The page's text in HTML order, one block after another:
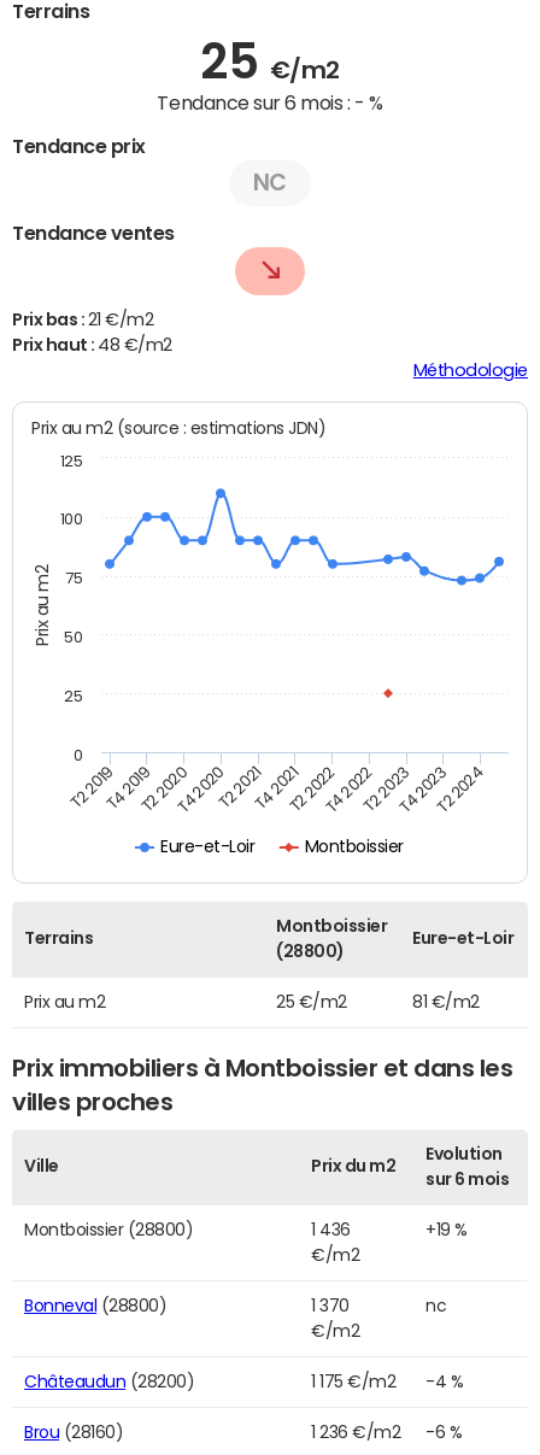
Terrains
25 €/m2
Tendance sur 6 mois : - %
Tendance prix
NC
Tendance ventes
Prix bas : 21 €/m2
Prix haut : 48 €/m2
Méthodologie
Prix au m2
Prix au m2 (source : estimations JDN)
Eure-et-Loir Montboissier
T2 2019T4 2019T2 2020T4 2020T2 2021T4 2021T2 2022T4 2022T2 2023T4 2023T2 2024
0
25
50
75
100
125
Terrains
Montboissier
(28800)
Eure-et-Loir
Prix au m2 25 €/m2 81 €/m2
Prix immobiliers à Montboissier et dans les
villes proches
Ville Prix du m2
Evolution
sur 6 mois
Montboissier (28800)
1 436
€/m2
+19 %
Bonneval (28800)
1 370
€/m2
nc
Châteaudun (28200) 1 175 €/m2 -4 %
Brou (28160) 1 236 €/m2 -6 %